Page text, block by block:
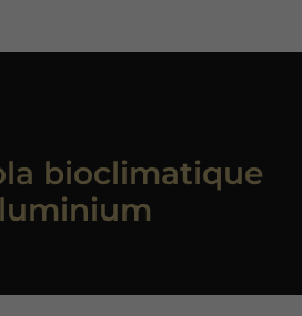
bioclimatique